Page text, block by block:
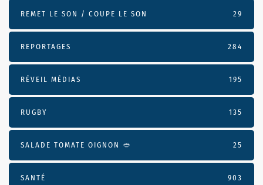
REMET LE SON / COUPE LE SON 29
REPORTAGES 284
RÉVEIL MÉDIAS 195
RUGBY 135
SALADE TOMATE OIGNON 🥙 25
SANTÉ 903